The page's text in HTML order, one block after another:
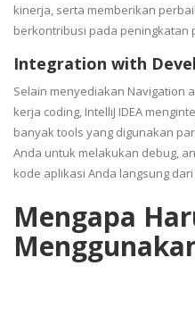
kinerja, serta memberikan
berkontribusi pada peningkatan
Integration with
Selain menyediakan Navigation
kerja coding, IntelliJ IDEA
banyak tools yang digunakan
Anda untuk melakukan debug,
kode aplikasi Anda langsung dari
Mengapa